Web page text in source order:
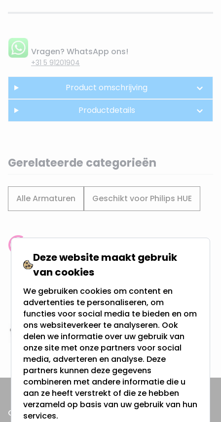
Vragen? WhatsApp ons!
+31 5 91201904
Product omschrijving
Productdetails
Gerelateerde categorieën
Alle Armaturen Geschikt voor Philips HUE
meer dan 100.000 klanten gingen u voor
Gratis verzending + snel geleverd
Vanaf EUR100,- naar NL & BE
& 100 dagen recht op retour
Altijd uit eigen voorraad
3000m2 - 60.000+ Producten
ONZE PRODUCTEN
Deze website maakt gebruik
van cookies
We gebruiken cookies om content en
advertenties te personaliseren, om
functies voor social media te bieden en om
ons websiteverkeer te analyseren. Ook
delen we informatie over uw gebruik van
onze site met onze partners voor social
media, adverteren en analyse. Deze
partners kunnen deze gegevens
combineren met andere informatie die u
aan ze heeft verstrekt of die ze hebben
verzameld op basis van uw gebruik van hun
services.